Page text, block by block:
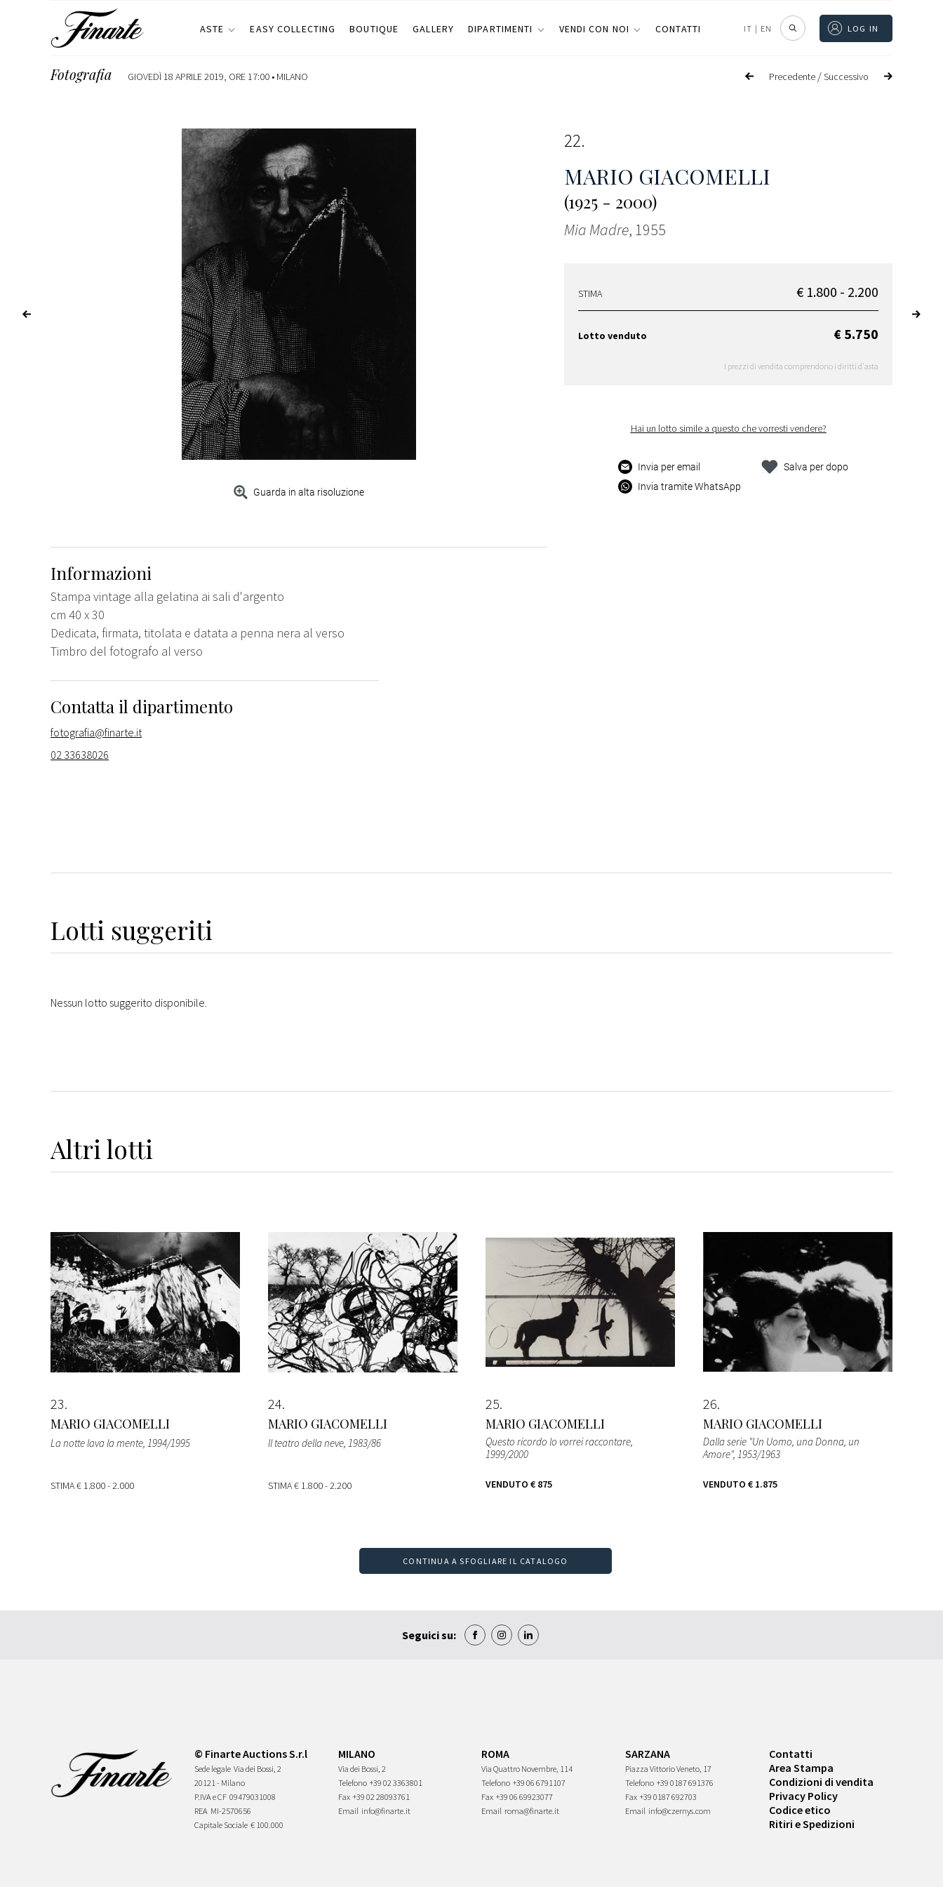
ASTE EASY COLLECTING BOUTIQUE GALLERY DIPARTIMENTI VENDI CON NOI CONTATTI IT | EN LOG IN
Precedente /Successivo
Fotografia GIOVEDÌ 18 APRILE 2019, ORE 17:00 • MILANO
Guarda in alta risoluzione
22
MARIO GIACOMELLI
(1925 - 2000)
Mia Madre, 1955
STIMA € 1.800 - 2.200
Lotto venduto € 5.750
I prezzi di vendita comprendono i diritti d'asta
Hai un lotto simile a questo che vorresti vendere?
Invia per email
Invia tramite WhatsApp
Salva per dopo
Informazioni
Stampa vintage alla gelatina ai sali d'argento
cm 40 x 30
Dedicata, firmata, titolata e datata a penna nera al verso
Timbro del fotografo al verso
Contatta il dipartimento
fotografia@finarte.it
02 33638026
Lotti suggeriti
Nessun lotto suggerito disponibile.
Altri lotti
23
MARIO GIACOMELLI
La notte lava la mente, 1994/1995
STIMA€ 1.800 - 2.000
24
MARIO GIACOMELLI
Il teatro della neve, 1983/86
STIMA€ 1.800 - 2.200
25
MARIO GIACOMELLI
Questo ricordo lo vorrei raccontare,
1999/2000
VENDUTO € 875
26
MARIO GIACOMELLI
Dalla serie "Un Uomo, una Donna, un
Amore", 1953/1963
VENDUTO € 1.875
CONTINUA A SFOGLIARE IL CATALOGO
Seguici su:
© Finarte Auctions S.r.l
Sede legale Via dei Bossi, 2
20121 - Milano
P.IVA e CF 09479031008
REA MI-2570656
Capitale Sociale € 100.000
MILANO
Via dei Bossi, 2
Telefono +39 02 3363801
Fax +39 02 28093761
Email info@finarte.it
ROMA
Via Quattro Novembre, 114
Telefono +39 06 6791107
Fax +39 06 69923077
Email roma@finarte.it
SARZANA
Piazza Vittorio Veneto, 17
Telefono +39 0187 691376
Fax +39 0187 692703
Email info@czernys.com
Contatti
Area Stampa
Condizioni di vendita
Privacy Policy
Codice etico
Ritiri e Spedizioni